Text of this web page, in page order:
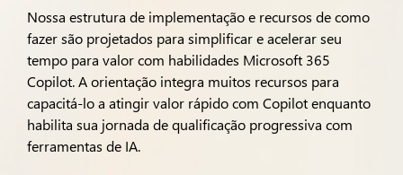
Nossa estrutura de implementação e recursos de como
fazer são projetados para simplificar e acelerar seu
tempo para valor com habilidades Microsoft 365
Copilot. A orientação integra muitos recursos para
capacitá-lo a atingir valor rápido com Copilot enquanto
habilita sua jornada de qualificação progressiva com
ferramentas de IA.